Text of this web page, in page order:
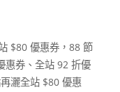
$80 優惠券，88 節
惠券、全站 92 折優
灑全站 $80 優惠